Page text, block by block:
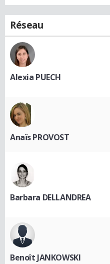
Réseau
Alexia PUECH
Anaïs PROVOST
Barbara DELLANDREA
Benoît JANKOWSKI